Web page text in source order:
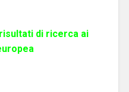
di ricerca ai